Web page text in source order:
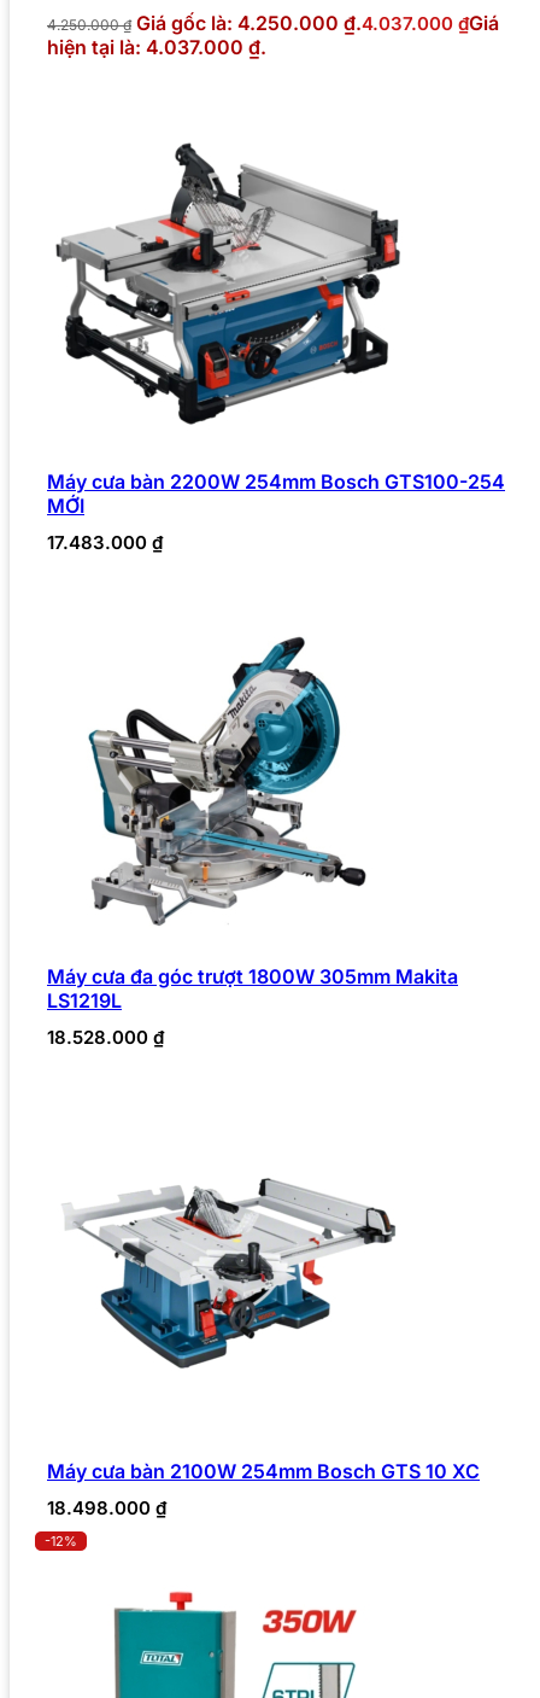
4.250.000₫ Giá gốc là: 4.250.000 ₫.4.037.000 ₫Giá
hiện tại là: 4.037.000 ₫.
Máy cưa bàn 2200W 254mm Bosch GTS100-254
MỚI
17.483.000 ₫
Máy cưa đa góc trượt 1800W 305mm Makita
LS1219L
18.528.000 ₫
Máy cưa bàn 2100W 254mm Bosch GTS 10 XC
18.498.000 ₫
-12%